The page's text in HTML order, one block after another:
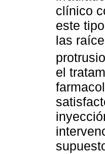
clínico
este
las
el